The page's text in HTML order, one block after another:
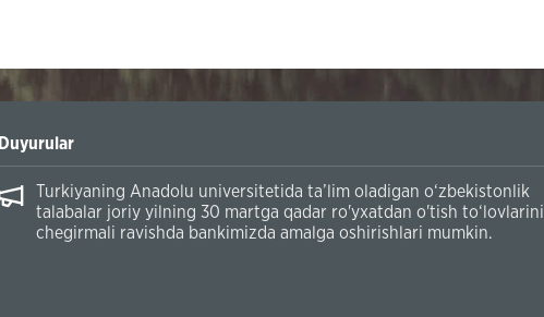
Duyurular
Turkiyaning Anadolu universitetida ta’lim oladigan o‘zbekistonlik
talabalar joriy yilning 30 martga qadar ro'yxatdan o'tish to‘lovlarini
chegirmali ravishda bankimizda amalga oshirishlari mumkin.